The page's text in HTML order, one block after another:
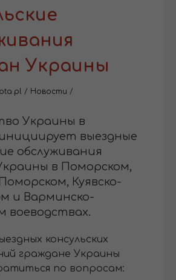
Украины
/ Новости /
Украины в
инициирует выездные
обслуживания
в Поморском,
Куявско-
и Варминско-
воеводствах.
консульских
граждане Украины
по вопросам: